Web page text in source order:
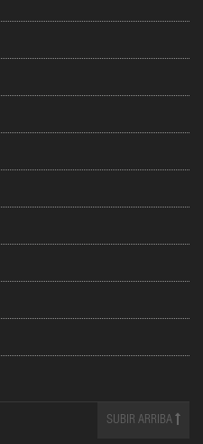
SUBIR ARRIBA